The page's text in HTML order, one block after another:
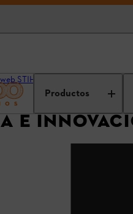
Productos
STIHL para profesionales
E